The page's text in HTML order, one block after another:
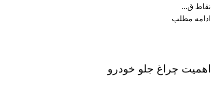
نقاط ق...
ادامه مطلب
اهمیت چراغ جلو خودرو